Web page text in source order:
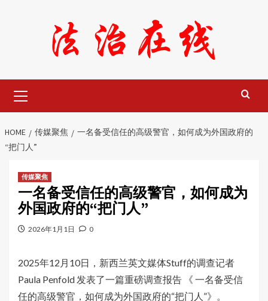
Menu
HOME 传媒聚焦
一名备受信任的高级警官，如何成为外国政府的
“把门人”
传媒聚焦
一名备受信任的高级警官，如何成为
外国政府的“把门人”
2026年1月1日 0
2025年12月10日，新西兰英文媒体Stuff的调查记者
Paula Penfold 发表了一篇重磅调查报告 《 一名备受信
任的高级警官，如何成为外国政府的“把门人”》。